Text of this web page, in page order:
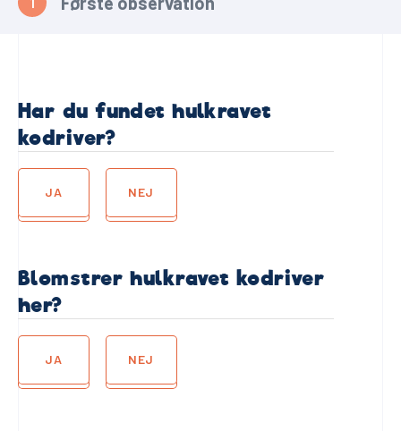
Har du fundet hulkravet
kodriver?
JA NEJ
Blomstrer hulkravet kodriver
her?
JA NEJ